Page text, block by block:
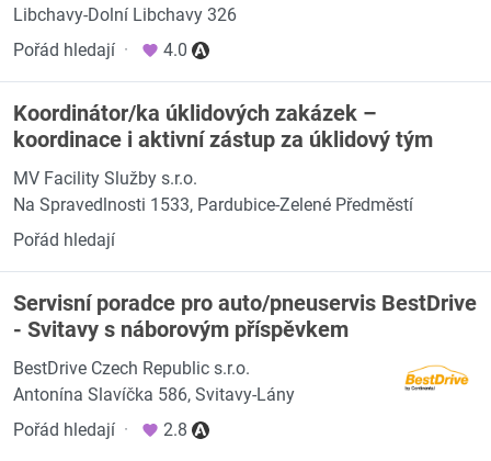
Libchavy-Dolní Libchavy 326
Pořád hledají · 4.0
Koordinátor/ka úklidových zakázek –
koordinace i aktivní zástup za úklidový tým
MV Facility Služby s.r.o.
Na Spravedlnosti 1533, Pardubice-Zelené Předměstí
Pořád hledají
Servisní poradce pro auto/pneuservis BestDrive
- Svitavy s náborovým příspěvkem
BestDrive Czech Republic s.r.o.
Antonína Slavíčka 586, Svitavy-Lány
Pořád hledají · 2.8